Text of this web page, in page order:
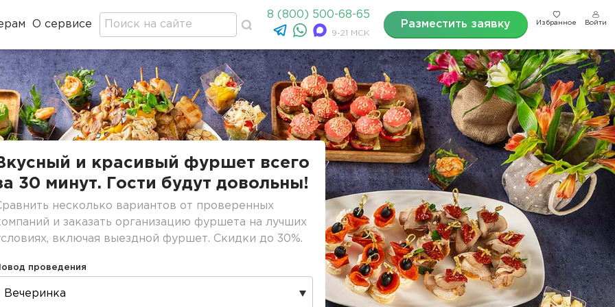
О сервисе
8 (800) 500-68-65
9-21 МСК
Разместить заявку Избранное Войти
и красивый фуршет всего
30 минут. Гости будут довольны!
несколько вариантов от проверенных
и заказать организацию фуршета на лучших
включая выездной фуршет. Скидки до 30%.
проведения